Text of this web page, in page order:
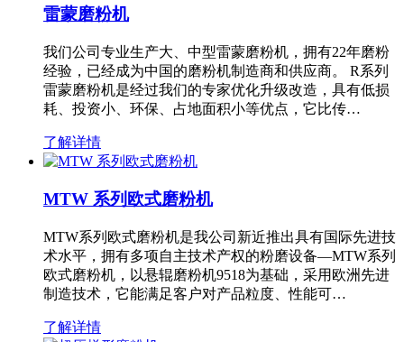
雷蒙磨粉机
我们公司专业生产大、中型雷蒙磨粉机，拥有22年磨粉
经验，已经成为中国的磨粉机制造商和供应商。 R系列
雷蒙磨粉机是经过我们的专家优化升级改造，具有低损
耗、投资小、环保、占地面积小等优点，它比传…
了解详情
MTW 系列欧式磨粉机
MTW系列欧式磨粉机是我公司新近推出具有国际先进技
术水平，拥有多项自主技术产权的粉磨设备—MTW系列
欧式磨粉机，以悬辊磨粉机9518为基础，采用欧洲先进
制造技术，它能满足客户对产品粒度、性能可…
了解详情